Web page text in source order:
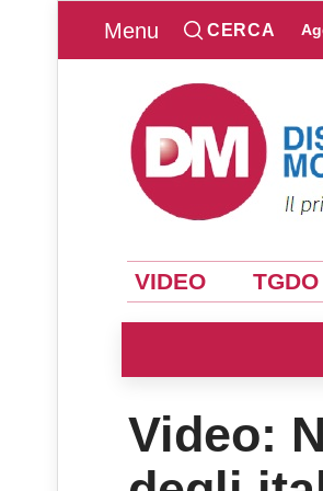
Menu CERCA
VIDEO TGDO
Video: